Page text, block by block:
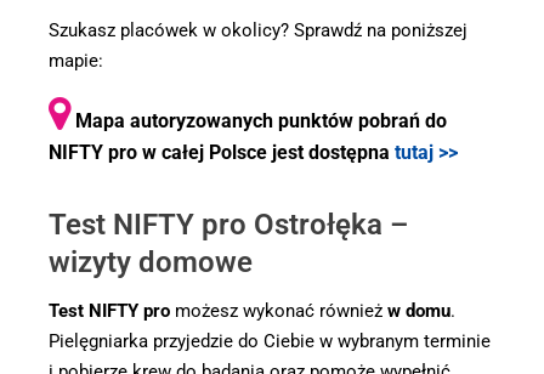
Szukasz placówek w okolicy? Sprawdź na poniższej
mapie:
Mapa autoryzowanych punktów pobrań do
NIFTY pro w całej Polsce jest dostępna tutaj >>
Test NIFTY pro Ostrołęka –
wizyty domowe
Test NIFTY pro możesz wykonać również w domu.
Pielęgniarka przyjedzie do Ciebie w wybranym terminie